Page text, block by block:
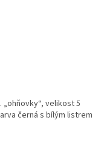
velikost 5
černá s bílým listrem